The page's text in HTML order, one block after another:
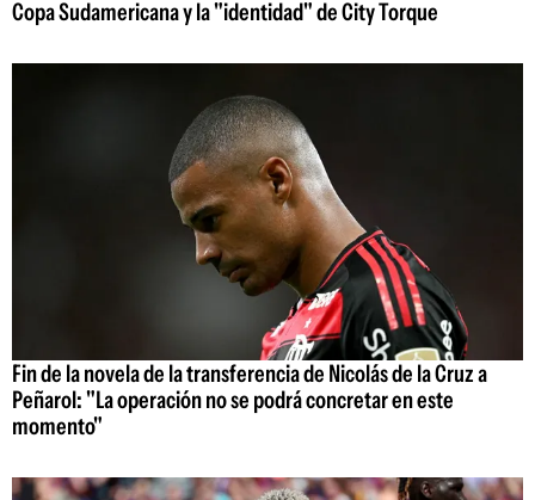
Copa Sudamericana y la "identidad" de City Torque
Fin de la novela de la transferencia de Nicolás de la Cruz a
Peñarol: "La operación no se podrá concretar en este
momento"